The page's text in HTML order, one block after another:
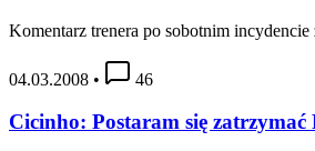
Komentarz trenera po sobotnim incydencie
04.03.2008 • 46
Cicinho: Postaram się zatrzymać